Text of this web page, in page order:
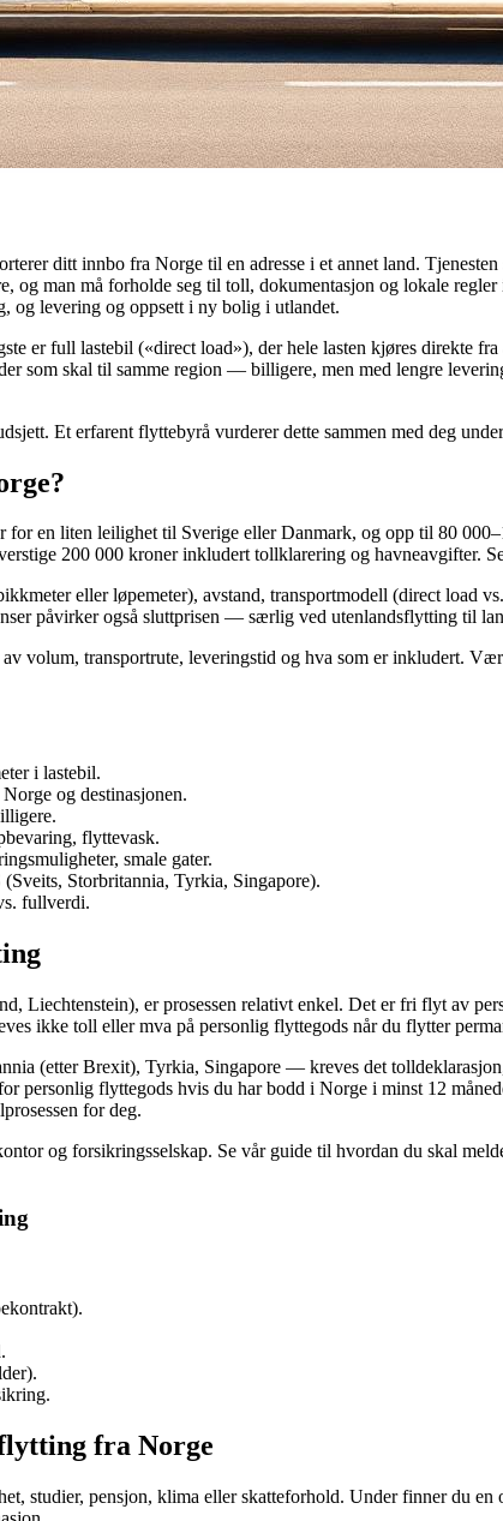
ditt innbo fra Norge til en adresse i et annet land.
og man må forholde seg til toll, dokumentasjon og lokale
og levering og oppsett i ny bolig i utlandet.
er full lastebil («direct load»), der hele lasten kjøres direkte
som skal til samme region — billigere, men med lengre
Et erfarent flyttebyrå vurderer dette sammen med deg
en liten leilighet til Sverige eller Danmark, og opp til 80
200 000 kroner inkludert tollklarering og havneavgifter.
eller løpemeter), avstand, transportmodell (direct load
påvirker også sluttprisen — særlig ved utenlandsflytting til
volum, transportrute, leveringstid og hva som er inkludert.
i lastebil.
og destinasjonen.
flyttevask.
smale gater.
Storbritannia, Tyrkia, Singapore).
fullverdi.
Liechtenstein), er prosessen relativt enkel. Det er fri flyt av
ikke toll eller mva på personlig flyttegods når du flytter
(etter Brexit), Tyrkia, Singapore — kreves det
personlig flyttegods hvis du har bodd i Norge i minst 12
for deg.
og forsikringsselskap. Se vår guide til hvordan du skal
fra Norge
studier, pensjon, klima eller skatteforhold. Under finner du